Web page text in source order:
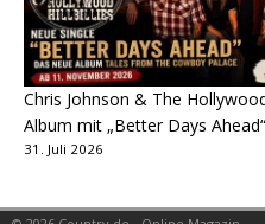
Chris Johnson & The
Album mit „Better Days
31. Juli 2026